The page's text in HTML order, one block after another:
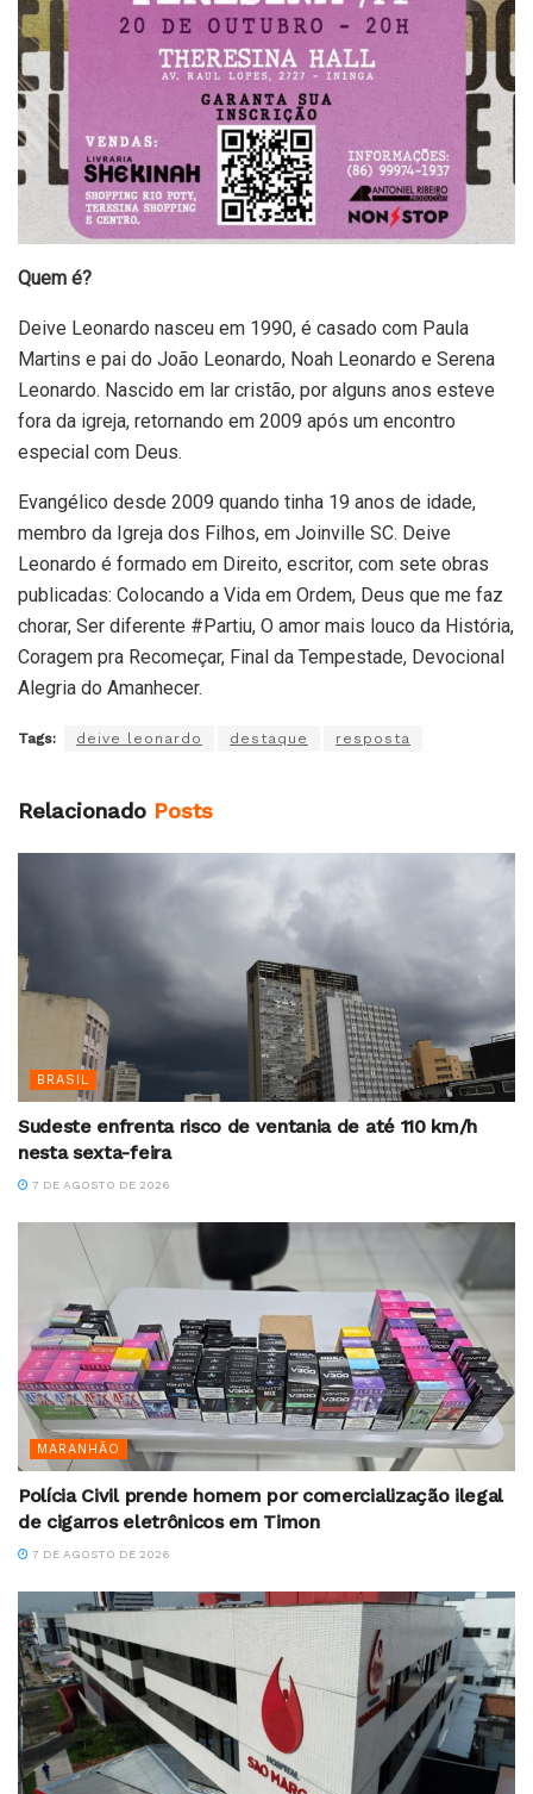
Quem é?
Deive Leonardo nasceu em 1990, é casado com Paula
Martins e pai do João Leonardo, Noah Leonardo e Serena
Leonardo. Nascido em lar cristão, por alguns anos esteve
fora da igreja, retornando em 2009 após um encontro
especial com Deus.
Evangélico desde 2009 quando tinha 19 anos de idade,
membro da Igreja dos Filhos, em Joinville SC. Deive
Leonardo é formado em Direito, escritor, com sete obras
publicadas: Colocando a Vida em Ordem, Deus que me faz
chorar, Ser diferente #Partiu, O amor mais louco da História,
Coragem pra Recomeçar, Final da Tempestade, Devocional
Alegria do Amanhecer.
Tags: deive leonardo destaque resposta
Relacionado Posts
BRASIL
Sudeste enfrenta risco de ventania de até 110 km/h
nesta sexta-feira
7 DE AGOSTO DE 2026
MARANHÃO
Polícia Civil prende homem por comercialização ilegal
de cigarros eletrônicos em Timon
7 DE AGOSTO DE 2026